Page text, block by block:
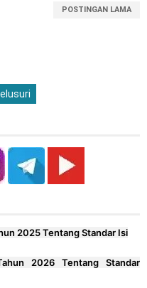
POSTINGAN LAMA
2025 Tentang Standar Isi
2026 Tentang Standar